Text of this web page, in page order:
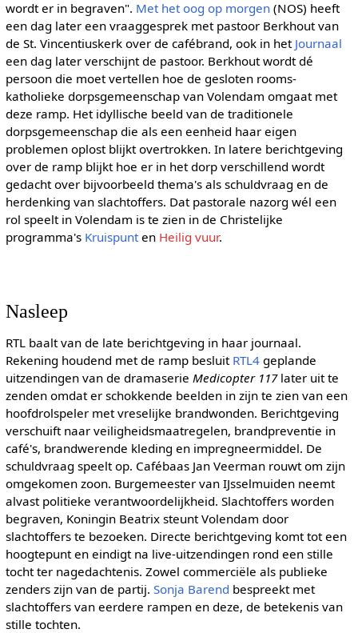
wordt er in begraven". Met het oog op morgen(NOS) heeft
een dag later een vraaggesprek met pastoor Berkhout van
de St. Vincentiuskerk over de cafébrand, ook in het Journaal
een dag later verschijnt de pastoor. Berkhout wordt dé
persoon die moet vertellen hoe de gesloten rooms-
katholieke dorpsgemeenschap van Volendam omgaat met
deze ramp. Het idyllische beeld van de traditionele
dorpsgemeenschap die als een eenheid haar eigen
problemen oplost blijkt overtrokken. In latere berichtgeving
over de ramp blijkt hoe er in het dorp verschillend wordt
gedacht over bijvoorbeeld thema's als schuldvraag en de
herdenking van slachtoffers. Dat pastorale nazorg wél een
rol speelt in Volendam is te zien in de Christelijke
programma's Kruispunten Heilig vuur.
Nasleep
RTL baalt van de late berichtgeving in haar journaal.
Rekening houdend met de ramp besluit RTL4geplande
uitzendingen van de dramaserie Medicopter 117later uit te
zenden omdat er schokkende beelden in zijn te zien van een
hoofdrolspeler met vreselijke brandwonden. Berichtgeving
verschuift naar veiligheidsmaatregelen, brandpreventie in
café's, brandwerende kleding en impregneermiddel. De
schuldvraag speelt op. Cafébaas Jan Veerman rouwt om zijn
omgekomen zoon. Burgemeester van IJsselmuiden neemt
alvast politieke verantwoordelijkheid. Slachtoffers worden
begraven, Koningin Beatrix steunt Volendam door
slachtoffers te bezoeken. Directe berichtgeving komt tot een
hoogtepunt en eindigt na live-uitzendingen rond een stille
tocht ter nagedachtenis. Zowel commerciële als publieke
zenders zijn van de partij. Sonja Barend bespreekt met
slachtoffers van eerdere rampen en deze, de betekenis van
stille tochten.